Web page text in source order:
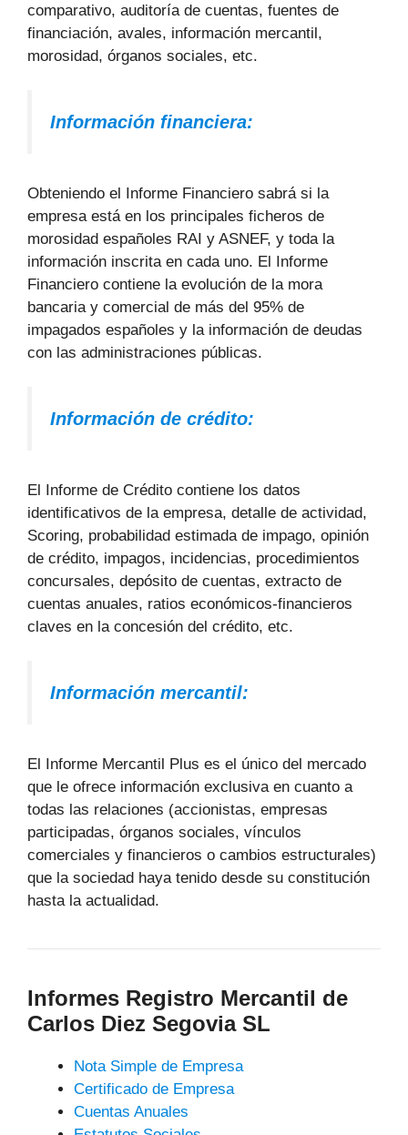
comparativo, auditoría de cuentas, fuentes de
financiación, avales, información mercantil,
morosidad, órganos sociales, etc.
Información financiera:
Obteniendo el Informe Financiero sabrá si la
empresa está en los principales ficheros de
morosidad españoles RAI y ASNEF, y toda la
información inscrita en cada uno. El Informe
Financiero contiene la evolución de la mora
bancaria y comercial de más del 95% de
impagados españoles y la información de deudas
con las administraciones públicas.
Información de crédito:
El Informe de Crédito contiene los datos
identificativos de la empresa, detalle de actividad,
Scoring, probabilidad estimada de impago, opinión
de crédito, impagos, incidencias, procedimientos
concursales, depósito de cuentas, extracto de
cuentas anuales, ratios económicos-financieros
claves en la concesión del crédito, etc.
Información mercantil:
El Informe Mercantil Plus es el único del mercado
que le ofrece información exclusiva en cuanto a
todas las relaciones (accionistas, empresas
participadas, órganos sociales, vínculos
comerciales y financieros o cambios estructurales)
que la sociedad haya tenido desde su constitución
hasta la actualidad.
Informes Registro Mercantil de
Carlos Diez Segovia SL
Nota Simple de Empresa
Certificado de Empresa
Cuentas Anuales